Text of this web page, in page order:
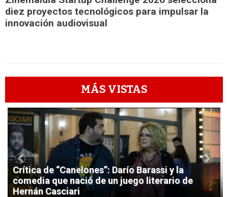
diez proyectos tecnológicos para impulsar la
innovación audiovisual
MÁS VISTAS
1
Crítica de “Canelones”: Darío Barassi y la
comedia que nació de un juego literario de
Hernán Casciari
Previous Next